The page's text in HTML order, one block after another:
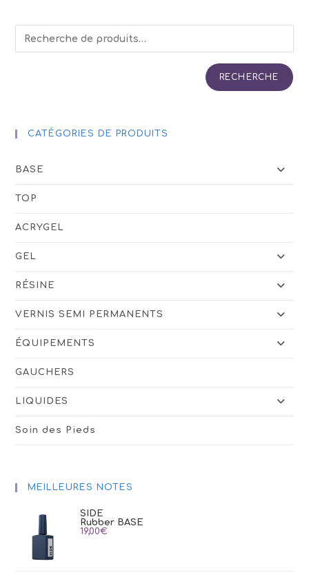
RECHERCHE
CATÉGORIES DE PRODUITS
BASE
TOP
ACRYGEL
GEL
RÉSINE
VERNIS SEMI PERMANENTS
ÉQUIPEMENTS
GAUCHERS
LIQUIDES
Soin des Pieds
MEILLEURES NOTES
SIDE
Rubber BASE
19,00€